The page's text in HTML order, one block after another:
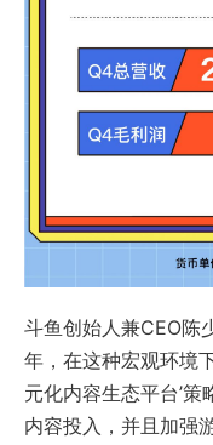
斗鱼创始人兼CEO陈
年，在这种宏观环境
元化内容生态平台’
内容投入，并且加强